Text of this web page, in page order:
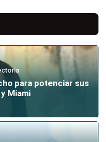
para potenciar sus
Miami